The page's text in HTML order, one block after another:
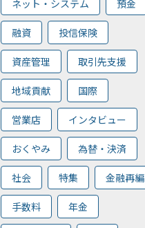
ネット・システム 預金
融資 投信保険
資産管理 取引先支援
地域貢献 国際
営業店 インタビュー
おくやみ 為替・決済
社会 特集 金融再編
手数料 年金